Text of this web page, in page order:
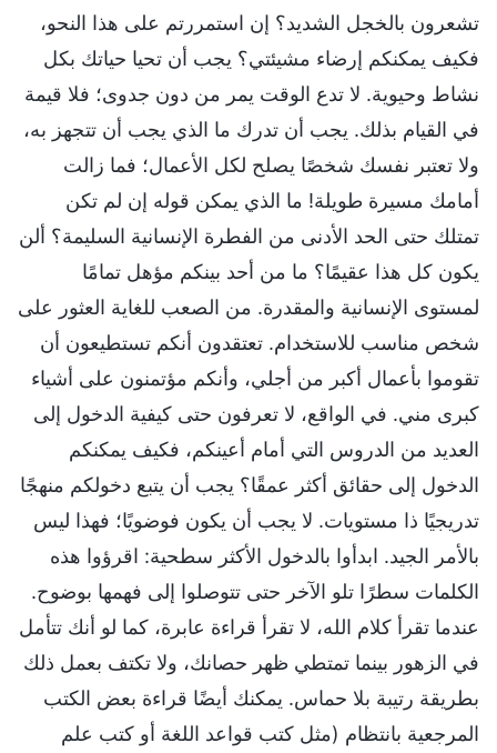
تشعرون بالخجل الشديد؟ إن استمررتم على هذا النحو،
فكيف يمكنكم إرضاء مشيئتي؟ يجب أن تحيا حياتك بكل
نشاط وحيوية. لا تدع الوقت يمر من دون جدوى؛ فلا قيمة
في القيام بذلك. يجب أن تدرك ما الذي يجب أن تتجهز به،
ولا تعتبر نفسك شخصًا يصلح لكل الأعمال؛ فما زالت
أمامك مسيرة طويلة! ما الذي يمكن قوله إن لم تكن
تمتلك حتى الحد الأدنى من الفطرة الإنسانية السليمة؟ ألن
يكون كل هذا عقيمًا؟ ما من أحد بينكم مؤهل تمامًا
لمستوى الإنسانية والمقدرة. من الصعب للغاية العثور على
شخص مناسب للاستخدام. تعتقدون أنكم تستطيعون أن
تقوموا بأعمال أكبر من أجلي، وأنكم مؤتمنون على أشياء
كبرى مني. في الواقع، لا تعرفون حتى كيفية الدخول إلى
العديد من الدروس التي أمام أعينكم، فكيف يمكنكم
الدخول إلى حقائق أكثر عمقًا؟ يجب أن يتبع دخولكم منهجًا
تدريجيًا ذا مستويات. لا يجب أن يكون فوضويًا؛ فهذا ليس
بالأمر الجيد. ابدأوا بالدخول الأكثر سطحية: اقرؤوا هذه
الكلمات سطرًا تلو الآخر حتى تتوصلوا إلى فهمها بوضوح.
عندما تقرأ كلام الله، لا تقرأ قراءة عابرة، كما لو أنك تتأمل
في الزهور بينما تمتطي ظهر حصانك، ولا تكتف بعمل ذلك
بطريقة رتيبة بلا حماس. يمكنك أيضًا قراءة بعض الكتب
المرجعية بانتظام (مثل كتب قواعد اللغة أو كتب علم